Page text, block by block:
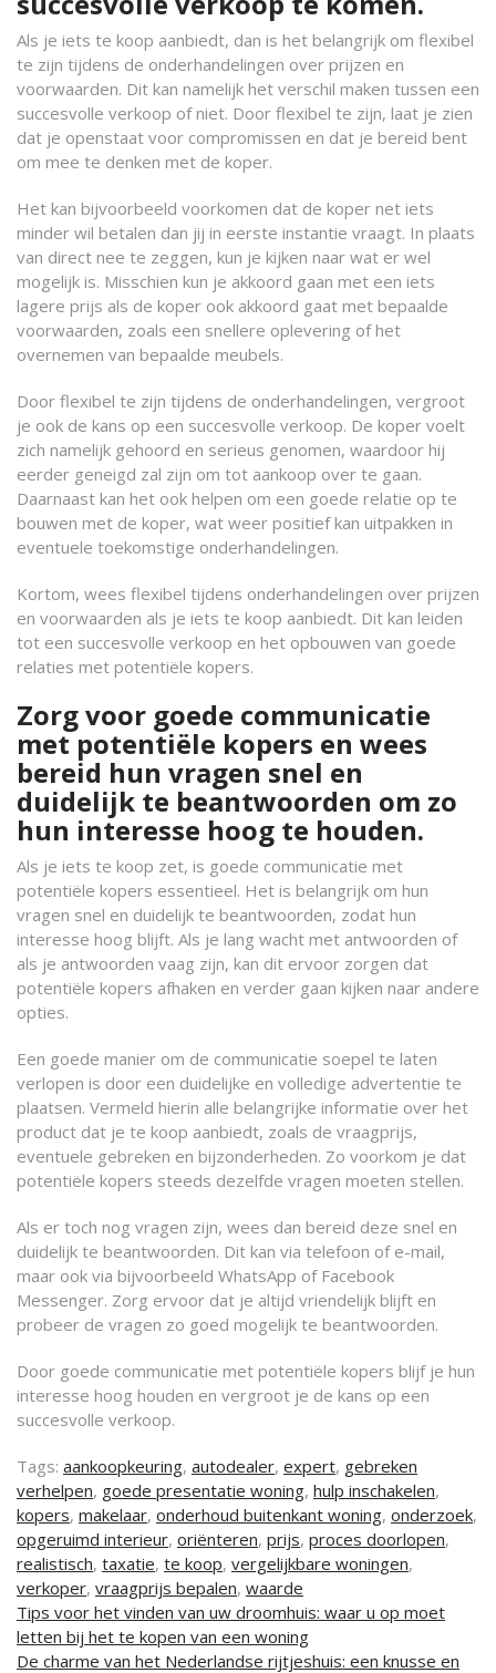
Als je iets te koop aanbiedt, dan is het belangrijk om flexibel
te zijn tijdens de onderhandelingen over prijzen en
voorwaarden. Dit kan namelijk het verschil maken tussen een
succesvolle verkoop of niet. Door flexibel te zijn, laat je zien
dat je openstaat voor compromissen en dat je bereid bent
om mee te denken met de koper.
Het kan bijvoorbeeld voorkomen dat de koper net iets
minder wil betalen dan jij in eerste instantie vraagt. In plaats
van direct nee te zeggen, kun je kijken naar wat er wel
mogelijk is. Misschien kun je akkoord gaan met een iets
lagere prijs als de koper ook akkoord gaat met bepaalde
voorwaarden, zoals een snellere oplevering of het
overnemen van bepaalde meubels.
Door flexibel te zijn tijdens de onderhandelingen, vergroot
je ook de kans op een succesvolle verkoop. De koper voelt
zich namelijk gehoord en serieus genomen, waardoor hij
eerder geneigd zal zijn om tot aankoop over te gaan.
Daarnaast kan het ook helpen om een goede relatie op te
bouwen met de koper, wat weer positief kan uitpakken in
eventuele toekomstige onderhandelingen.
Kortom, wees flexibel tijdens onderhandelingen over prijzen
en voorwaarden als je iets te koop aanbiedt. Dit kan leiden
tot een succesvolle verkoop en het opbouwen van goede
relaties met potentiële kopers.
Zorg voor goede communicatie
met potentiële kopers en wees
bereid hun vragen snel en
duidelijk te beantwoorden om zo
hun interesse hoog te houden.
Als je iets te koop zet, is goede communicatie met
potentiële kopers essentieel. Het is belangrijk om hun
vragen snel en duidelijk te beantwoorden, zodat hun
interesse hoog blijft. Als je lang wacht met antwoorden of
als je antwoorden vaag zijn, kan dit ervoor zorgen dat
potentiële kopers afhaken en verder gaan kijken naar andere
opties.
Een goede manier om de communicatie soepel te laten
verlopen is door een duidelijke en volledige advertentie te
plaatsen. Vermeld hierin alle belangrijke informatie over het
product dat je te koop aanbiedt, zoals de vraagprijs,
eventuele gebreken en bijzonderheden. Zo voorkom je dat
potentiële kopers steeds dezelfde vragen moeten stellen.
Als er toch nog vragen zijn, wees dan bereid deze snel en
duidelijk te beantwoorden. Dit kan via telefoon of e-mail,
maar ook via bijvoorbeeld WhatsApp of Facebook
Messenger. Zorg ervoor dat je altijd vriendelijk blijft en
probeer de vragen zo goed mogelijk te beantwoorden.
Door goede communicatie met potentiële kopers blijf je hun
interesse hoog houden en vergroot je de kans op een
succesvolle verkoop.
Tags: aankoopkeuring, autodealer, expert, gebreken
verhelpen, goede presentatie woning, hulp inschakelen,
kopers, makelaar, onderhoud buitenkant woning, onderzoek,
opgeruimd interieur, oriënteren, prijs, proces doorlopen,
realistisch, taxatie, te koop, vergelijkbare woningen,
verkoper, vraagprijs bepalen, waarde
Berichtnavigatie
Tips voor het vinden van uw droomhuis: waar u op moet
letten bij het te kopen van een woning
De charme van het Nederlandse rijtjeshuis: een knusse en